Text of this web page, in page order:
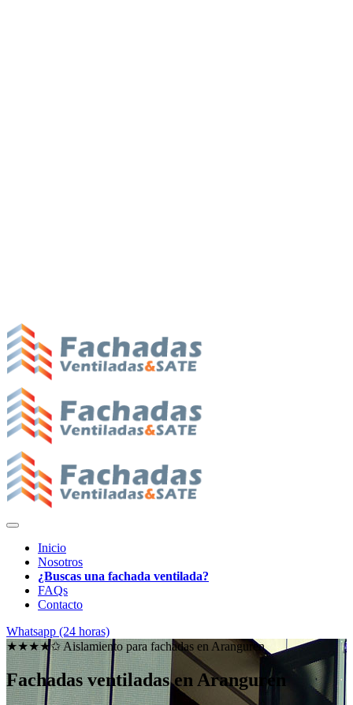
Inicio
Nosotros
¿Buscas una fachada ventilada?
FAQs
Contacto
Whatsapp (24 horas)
★★★★✩ Aislamiento para fachadas en Aranguren
Fachadas ventiladas en Aranguren